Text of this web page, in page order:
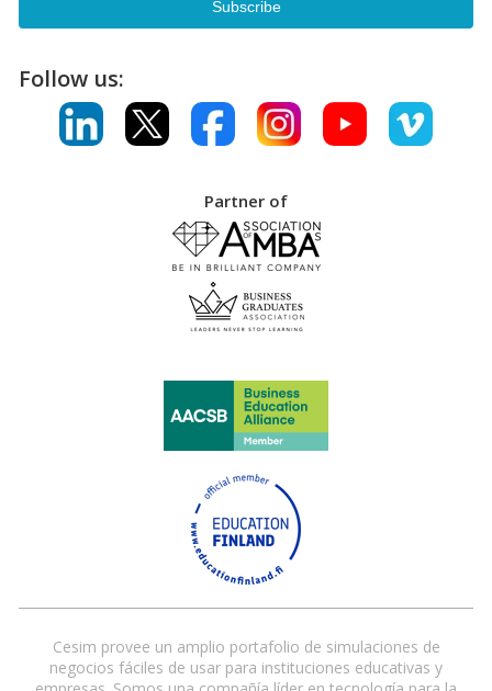
Follow us:
Partner of
Cesim provee un amplio portafolio de simulaciones de
negocios fáciles de usar para instituciones educativas y